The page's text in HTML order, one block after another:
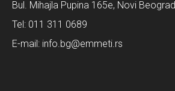
Bul. Mihajla Pupina 165e, Novi Beograd
Tel: 011 311 0689
E-mail: info.bg@emmeti.rs